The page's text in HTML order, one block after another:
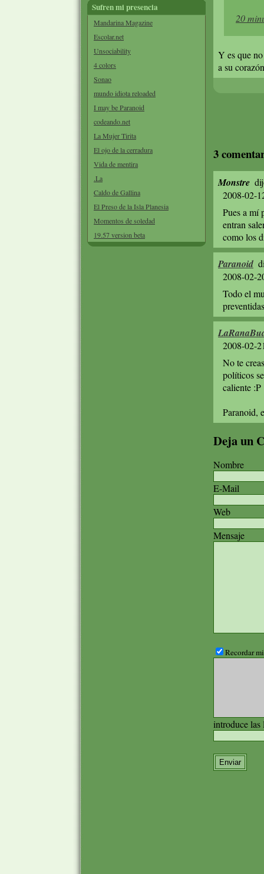
Sufren mi presencia
Mandarina Magazine
Escolar.net
Unsociability
4 colors
Sonao
mundo idiota reloaded
I may be Paranoid
codeando.net
La Mujer Tirita
El ojo de la cerradura
Vida de mentira
.La
Caldo de Gallina
El Preso de la Isla Planesia
Momentos de soledad
19.57 version beta
20
Y es que
a su
3
Monstre
2008-02-
Pues a mí
entran
como los
Paranoid
2008-02-
Todo el
2008-02-
No te
políticos
caliente :P
Paranoid,
Deja un
Nombre
E-Mail
Web
Mensaje
Recordar
introduce las